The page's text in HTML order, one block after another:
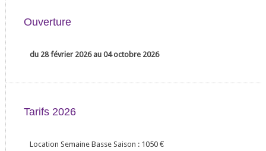
Ouverture
du 28 février 2026 au 04 octobre 2026
Tarifs 2026
Location Semaine Basse Saison : 1050 €